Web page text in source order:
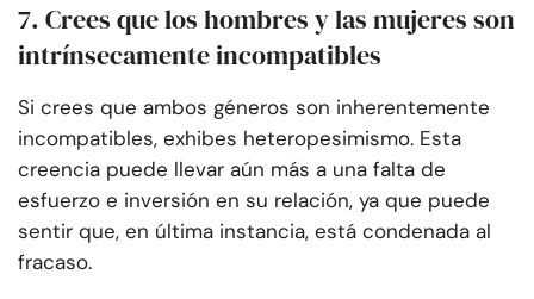
7. Crees que los hombres y las mujeres son
intrínsecamente incompatibles
Si crees que ambos géneros son inherentemente
incompatibles, exhibes heteropesimismo. Esta
creencia puede llevar aún más a una falta de
esfuerzo e inversión en su relación, ya que puede
sentir que, en última instancia, está condenada al
fracaso.